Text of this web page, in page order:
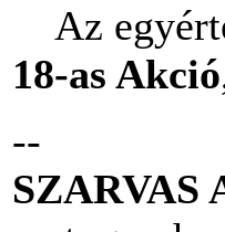
Az
18-as Akció
--
SZARVAS